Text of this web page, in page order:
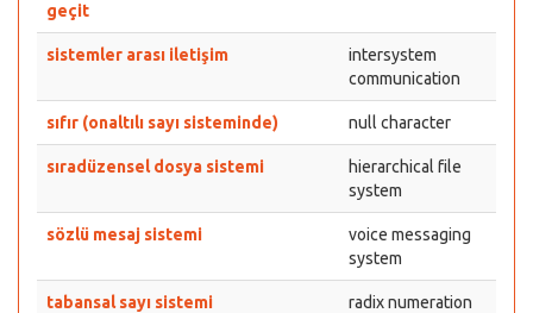
geçit
sistemler arası iletişim
intersystem
communication
sıfır (onaltılı sayı sisteminde) null character
sıradüzensel dosya sistemi
hierarchical file
system
sözlü mesaj sistemi
voice messaging
system
tabansal sayı sistemi
radix numeration